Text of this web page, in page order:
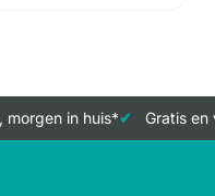
in huis* Gratis en